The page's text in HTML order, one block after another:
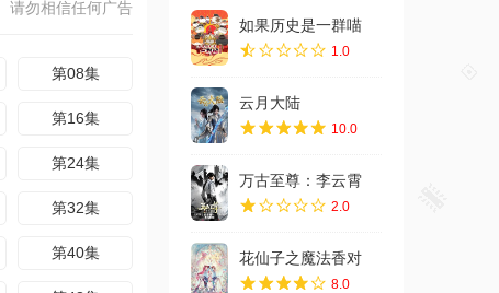
如果历史是一群喵
1.0
云月大陆
10.0
万古至尊：李云霄
2.0
花仙子之魔法香对
8.0